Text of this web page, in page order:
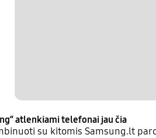
atlenkiami telefonai jau čia
su kitomis Samsung.lt